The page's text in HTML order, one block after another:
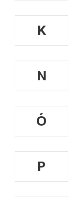
K
N
Ó
P